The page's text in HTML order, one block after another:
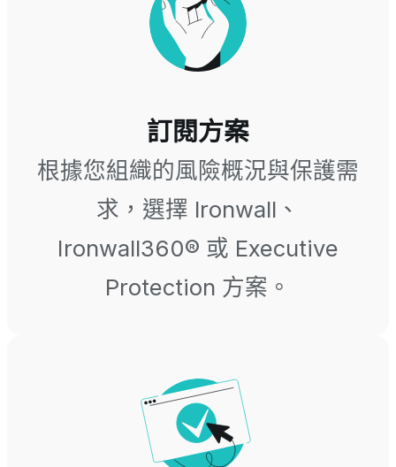
訂閱方案
根據您組織的風險概況與保護需
求，選擇 Ironwall、
Ironwall360® 或 Executive
Protection 方案。